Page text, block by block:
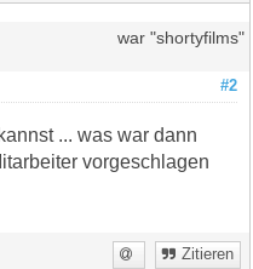
war "shortyfilms"
#2
... was war dann
vorgeschlagen
Zitieren